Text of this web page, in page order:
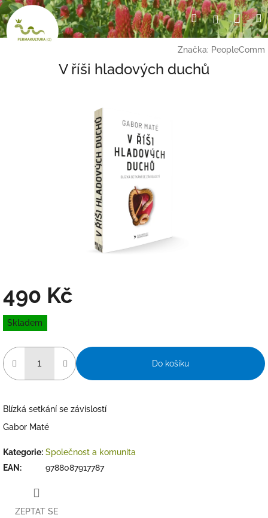
Přejít
na
obsah
HledatPřihlášení
Značka: PeopleComm
V říši hladových duchů
490 Kč
Měrná
cena:
Skladem
Do košíku
Blízká setkání se závislostí
Gabor Maté
Kategorie: Společnost a komunita
EAN : 9788087917787
ZEPTAT SE